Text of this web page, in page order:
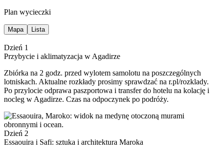
Plan wycieczki
Mapa Lista
Dzień 1
Przybycie i aklimatyzacja w Agadirze
Zbiórka na 2 godz. przed wylotem samolotu na poszczególnych
lotniskach. Aktualne rozkłady prosimy sprawdzać na r.pl/rozklady.
Po przylocie odprawa paszportowa i transfer do hotelu na kolację i
nocleg w Agadirze. Czas na odpoczynek po podróży.
Dzień 2
Essaouira i Safi: sztuka i architektura Maroka